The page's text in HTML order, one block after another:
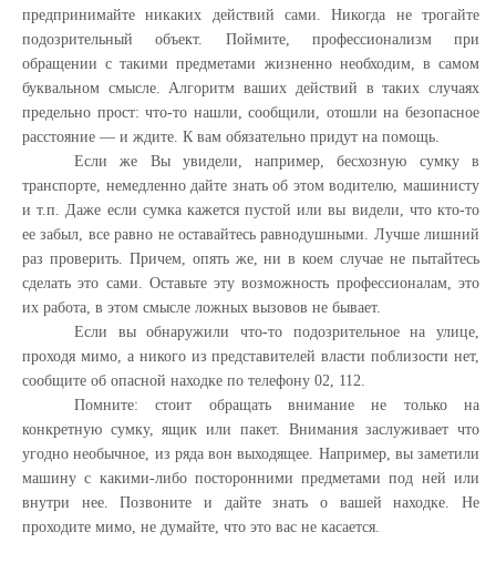
предпринимайте никаких действий сами. Никогда не трогайте
подозрительный объект. Поймите, профессионализм при
обращении с такими предметами жизненно необходим, в самом
буквальном смысле. Алгоритм ваших действий в таких случаях
предельно прост: что-то нашли, сообщили, отошли на безопасное
расстояние — и ждите. К вам обязательно придут на помощь.
Если же Вы увидели, например, бесхозную сумку в
транспорте, немедленно дайте знать об этом водителю, машинисту
и т.п. Даже если сумка кажется пустой или вы видели, что кто-то
ее забыл, все равно не оставайтесь равнодушными. Лучше лишний
раз проверить. Причем, опять же, ни в коем случае не пытайтесь
сделать это сами. Оставьте эту возможность профессионалам, это
их работа, в этом смысле ложных вызовов не бывает.
Если вы обнаружили что-то подозрительное на улице,
проходя мимо, а никого из представителей власти поблизости нет,
сообщите об опасной находке по телефону 02, 112.
Помните: стоит обращать внимание не только на
конкретную сумку, ящик или пакет. Внимания заслуживает что
угодно необычное, из ряда вон выходящее. Например, вы заметили
машину с какими-либо посторонними предметами под ней или
внутри нее. Позвоните и дайте знать о вашей находке. Не
проходите мимо, не думайте, что это вас не касается.